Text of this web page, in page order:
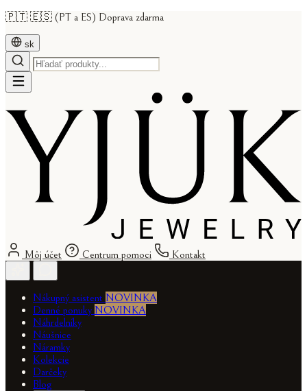
🇵🇹 🇪🇸 (PT a ES) Doprava zdarma
sk
Môj účet Centrum pomoci Kontakt
Nákupný asistent NOVINKA
Denné ponuky NOVINKA
Náhrdelníky
Náušnice
Náramky
Kolekcie
Darčeky
Blog